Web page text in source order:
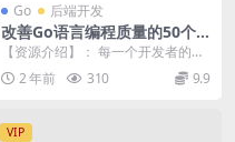
Go 后端开发
改善Go语言编程质量的50个
有效实践
【资源介绍】： 每一个开发者的职
业生涯中，都会遇到这样的困惑
—— 到底如何才能...
2 年前 310 9.9
VIP